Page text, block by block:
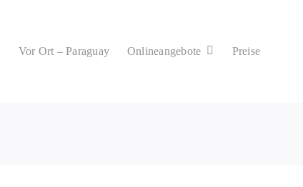
Vor Ort – Paraguay Onlineangebote Preise